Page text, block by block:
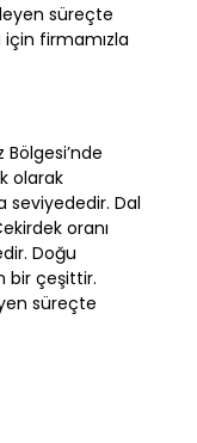
süreçte
için firmamızla
olarak
seviyededir. Dal
oranı
Doğu
bir çeşittir.
süreçte